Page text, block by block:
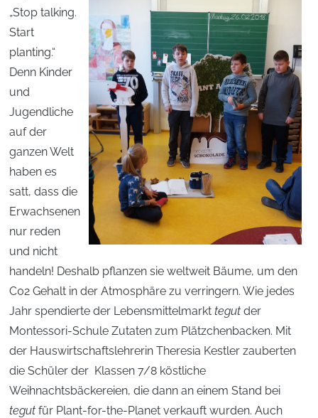
„Stop talking.
Start
planting.“
Denn Kinder
und
Jugendliche
auf der
ganzen Welt
haben es
satt, dass die
Erwachsenen
nur reden
und nicht
handeln! Deshalb pflanzen sie weltweit Bäume, um den
C02 Gehalt in der Atmosphäre zu verringern. Wie jedes
Jahr spendierte der Lebensmittelmarkt tegut der
Montessori-Schule Zutaten zum Plätzchenbacken. Mit
der Hauswirtschaftslehrerin Theresia Kestler zauberten
die Schüler der Klassen 7/8 köstliche
Weihnachtsbäckereien, die dann an einem Stand bei
tegut für Plant-for-the-Planet verkauft wurden. Auch